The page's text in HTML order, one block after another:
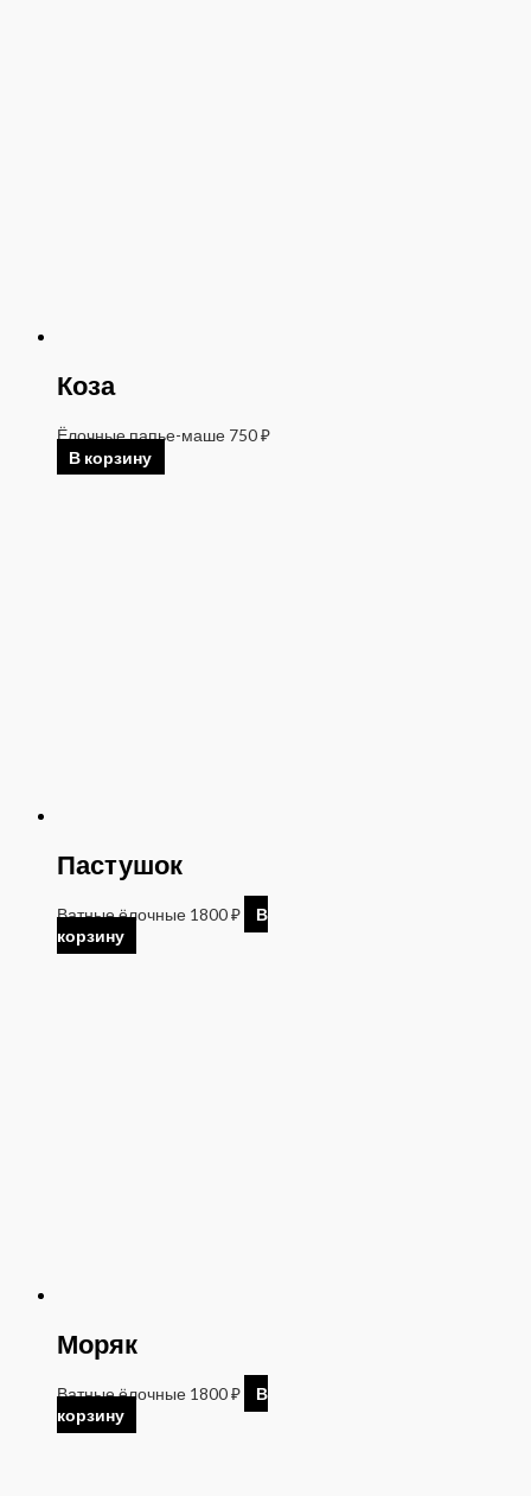
Коза
Ёлочные папье-маше 750₽
В корзину
Пастушок
Ватные ёлочные 1800₽
В
корзину
Моряк
Ватные ёлочные 1800₽
В
корзину